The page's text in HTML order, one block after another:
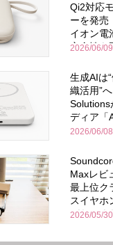
Qi2対応
ーを発
イオン電
安全性を
2026/06/
生成AIは
織活用”
Solutions
ディア「
2026/06/
Maxレ
最上位ク
スイヤホ
づらいく
Bose並み
2026/05/